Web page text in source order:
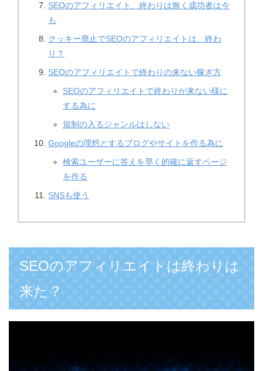
SEOのアフィリエイト、終わりは無く成功者は今
も
クッキー廃止でSEOのアフィリエイトは、終わ
り？
SEOのアフィリエイトで終わりの来ない稼ぎ方
SEOのアフィリエイトで終わりが来ない様に
する為に
規制の入るジャンルはしない
Googleの理想とするブログやサイトを作る為に
検索ユーザーに答えを早く的確に返すページ
を作る
SNSも使う
SEOのアフィリエイトは終わりは
来た？